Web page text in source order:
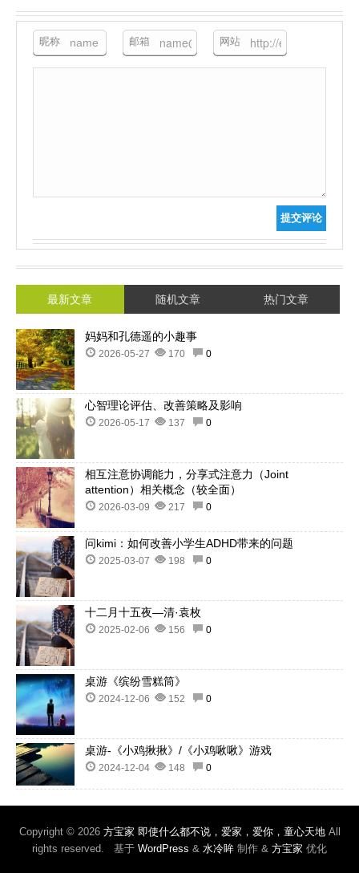
昵称 邮箱 网站
提交评论
最新文章 随机文章 热门文章
妈妈和孔德遥的小趣事
2026-05-27 170 0
心智理论评估、改善策略及影响
2026-05-17 137 0
相互注意协调能力，分享式注意力（Joint
attention）相关概念（较全面）
2026-03-09 217 0
问kimi：如何改善小学生ADHD带来的问题
2025-03-07 198 0
十二月十五夜—清·袁枚
2025-02-06 156 0
桌游《缤纷雪糕筒》
2024-12-06 152 0
桌游-《小鸡揪揪》/《小鸡啾啾》游戏
2024-12-04 148 0
Copyright © 2026 方宝家 即使什么都不说，爱家，爱你，童心天地 All
rights reserved. 基于 WordPress & 水冷眸 制作 & 方宝家 优化